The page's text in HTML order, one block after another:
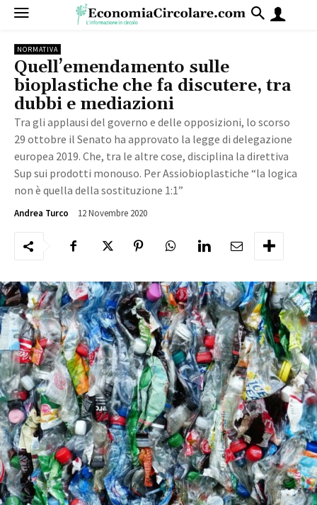
NORMATIVA
Quell’emendamento sulle
bioplastiche che fa discutere, tra
dubbi e mediazioni
Tra gli applausi del governo e delle opposizioni, lo scorso
29 ottobre il Senato ha approvato la legge di delegazione
europea 2019. Che, tra le altre cose, disciplina la direttiva
Sup sui prodotti monouso. Per Assiobioplastiche “la logica
non è quella della sostituzione 1:1”
Andrea Turco 12 Novembre 2020